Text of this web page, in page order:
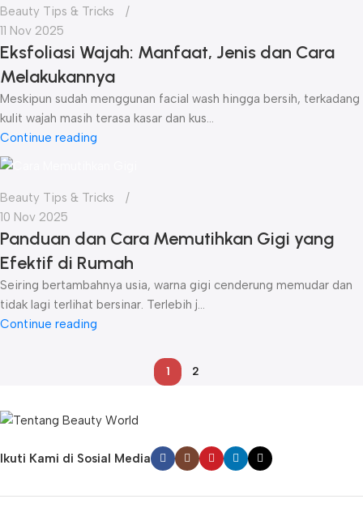
Beauty Tips & Tricks
11 Nov 2025
Eksfoliasi Wajah: Manfaat, Jenis dan Cara
Melakukannya
Meskipun sudah menggunan facial wash hingga bersih, terkadang
kulit wajah masih terasa kasar dan kus...
Continue reading
Beauty Tips & Tricks
10 Nov 2025
Panduan dan Cara Memutihkan Gigi yang
Efektif di Rumah
Seiring bertambahnya usia, warna gigi cenderung memudar dan
tidak lagi terlihat bersinar. Terlebih j...
Continue reading
1 2
Ikuti Kami di Sosial Media